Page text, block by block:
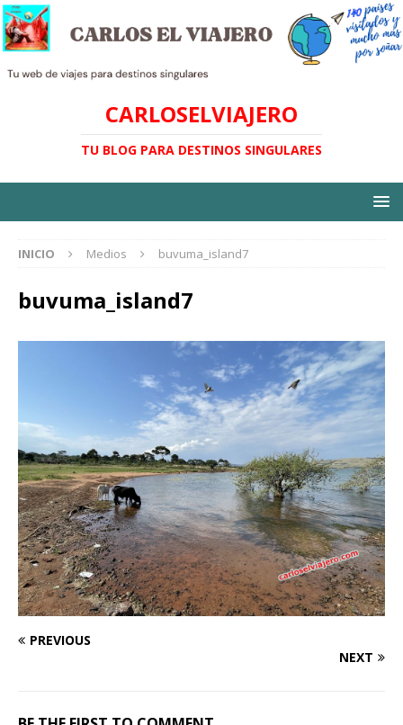
CARLOSELVIAJERO
TU BLOG PARA DESTINOS SINGULARES
INICIO Medios buvuma_island7
buvuma_island7
PREVIOUS
NEXT